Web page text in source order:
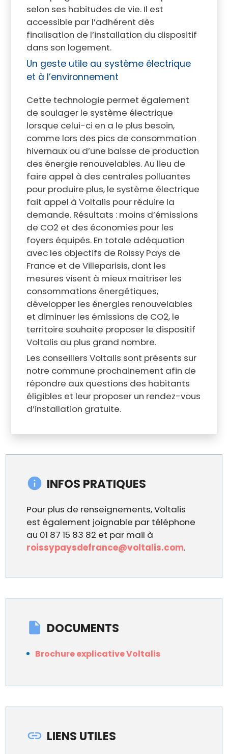
selon ses habitudes de vie. Il est
accessible par l’adhérent dès
finalisation de l’installation du dispositif
dans son logement.
Un geste utile au système électrique
et à l’environnement
Cette technologie permet également
de soulager le système électrique
lorsque celui-ci en a le plus besoin,
comme lors des pics de consommation
hivernaux ou d’une baisse de production
des énergie renouvelables. Au lieu de
faire appel à des centrales polluantes
pour produire plus, le système électrique
fait appel à Voltalis pour réduire la
demande. Résultats : moins d’émissions
de CO2 et des économies pour les
foyers équipés. En totale adéquation
avec les objectifs de Roissy Pays de
France et de Villeparisis, dont les
mesures visent à mieux maitriser les
consommations énergétiques,
développer les énergies renouvelables
et diminuer les émissions de CO2, le
territoire souhaite proposer le dispositif
Voltalis au plus grand nombre.
Les conseillers Voltalis sont présents sur
notre commune prochainement afin de
répondre aux questions des habitants
éligibles et leur proposer un rendez-vous
d’installation gratuite.
INFOS PRATIQUES
Pour plus de renseignements, Voltalis
est également joignable par téléphone
au 01 87 15 83 82 et par mail à
roissypaysdefrance@voltalis.com.
DOCUMENTS
Brochure explicative Voltalis
LIENS UTILES